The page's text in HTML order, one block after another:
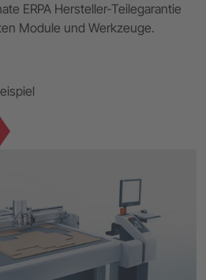
ERPA Hersteller-Teilegarantie
Module und Werkzeuge.